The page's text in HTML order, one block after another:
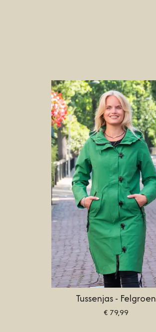
Tussenjas - Felgroen
€ 79,99